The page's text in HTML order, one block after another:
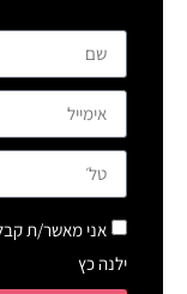
אני מאשר/ת
ילנה כץ